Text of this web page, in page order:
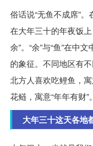
俗话说“无鱼不成席”
在大年三十的年夜饭
余”。“余”与“鱼”在中
的象征。不同地区有
北方人喜欢吃鲤鱼，
花鲢，寓意“年年有财”。
大年三十这天各地